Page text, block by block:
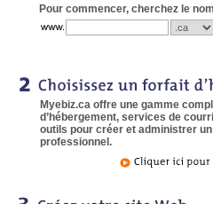
Pour commencer, cherchez le
Myebiz.ca offre une gamme
d’hébergement, services de
outils pour créer et administrer
professionnel.